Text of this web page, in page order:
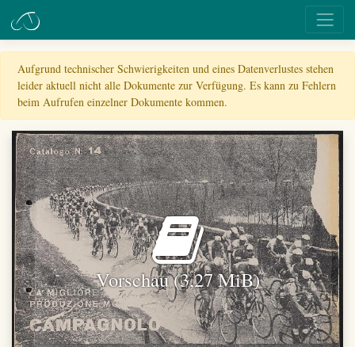
Aufgrund technischer Schwierigkeiten und eines Datenverlustes stehen
leider aktuell nicht alle Dokumente zur Verfügung. Es kann zu Fehlern
beim Aufrufen einzelner Dokumente kommen.
Vorschau (3,27 MiB)